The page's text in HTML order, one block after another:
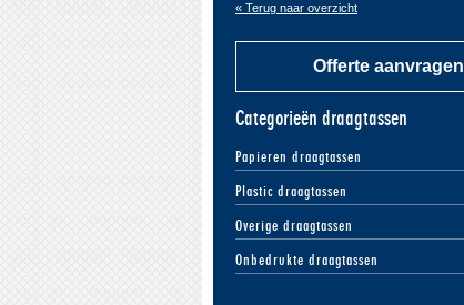
« Terug naar overzicht
Offerte aanvragen
Categorieën draagtassen
Papieren draagtassen
Plastic draagtassen
Overige draagtassen
Onbedrukte draagtassen